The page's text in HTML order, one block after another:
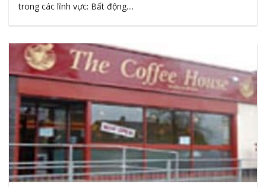
trong các lĩnh vực: Bất động....